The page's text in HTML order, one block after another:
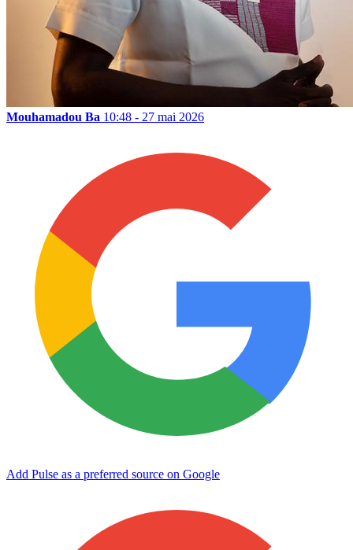
Mouhamadou Ba 10:48 - 27 mai 2026
Add Pulse as a preferred source on Google